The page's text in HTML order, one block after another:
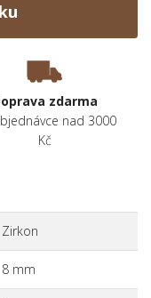
zdarma
nad 3000
Kč
Zirkon
8 mm